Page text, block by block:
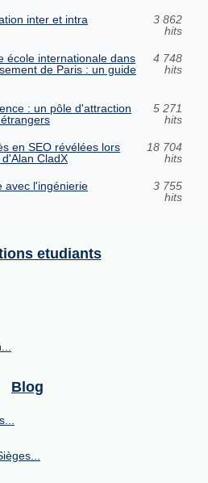
inter et intra
3 862
hits
école internationale dans
de Paris : un guide
4 748
hits
: un pôle d'attraction
5 271
hits
en SEO révélées lors
CladX
18 704
hits
avec l'ingénierie
3 755
hits
etudiants
Blog